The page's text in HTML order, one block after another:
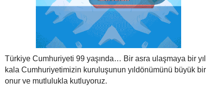
Türkiye Cumhuriyeti 99 yaşında… Bir asra ulaşmaya bir yıl
kala Cumhuriyetimizin kuruluşunun yıldönümünü büyük bir
onur ve mutlulukla kutluyoruz.